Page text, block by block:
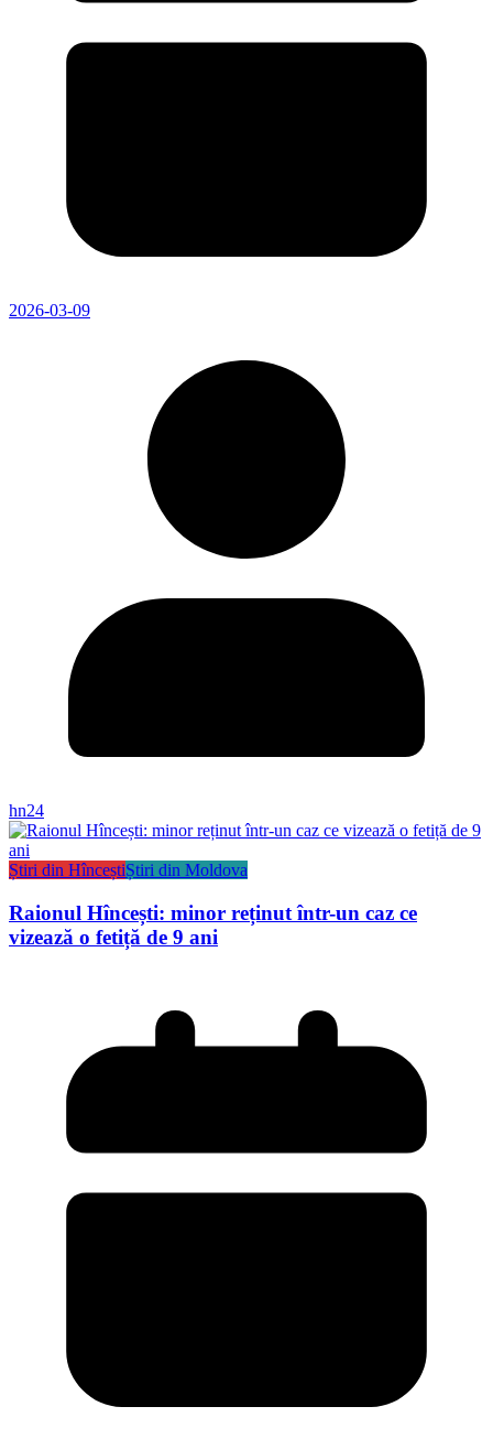
2026-03-09
hn24
Știri din HînceștiȘtiri din Moldova
Raionul Hîncești: minor reținut într-un caz ce
vizează o fetiță de 9 ani